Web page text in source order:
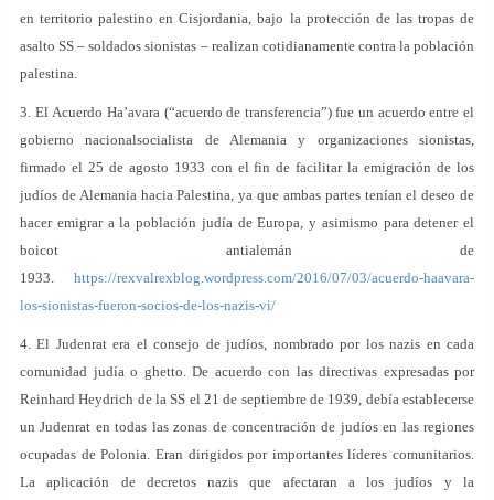
en territorio palestino en Cisjordania, bajo la protección de las tropas de
asalto SS – soldados sionistas – realizan cotidianamente contra la población
palestina.
3. El Acuerdo Ha’avara (“acuerdo de transferencia”) fue un acuerdo entre el
gobierno nacionalsocialista de Alemania y organizaciones sionistas,
firmado el 25 de agosto 1933 con el fin de facilitar la emigración de los
judíos de Alemania hacia Palestina, ya que ambas partes tenían el deseo de
hacer emigrar a la población judía de Europa, y asimismo para detener el
boicot antialemán de
1933. https://rexvalrexblog.wordpress.com/2016/07/03/acuerdo-haavara-
los-sionistas-fueron-socios-de-los-nazis-vi/
4. El Judenrat era el consejo de judíos, nombrado por los nazis en cada
comunidad judía o ghetto. De acuerdo con las directivas expresadas por
Reinhard Heydrich de la SS el 21 de septiembre de 1939, debía establecerse
un Judenrat en todas las zonas de concentración de judíos en las regiones
ocupadas de Polonia. Eran dirigidos por importantes líderes comunitarios.
La aplicación de decretos nazis que afectaran a los judíos y la